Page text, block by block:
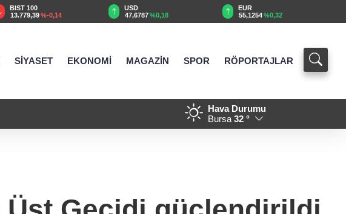
USD
47,6787%0,18
EUR
55,1254 %0,32
GBP
64,3468 %0,38
SİYASET EKONOMİ MAGAZİN SPOR RÖPORTAJLAR
18:37 - Denizli'de 160 milyon
Hava Durumu
Bursa 32 °